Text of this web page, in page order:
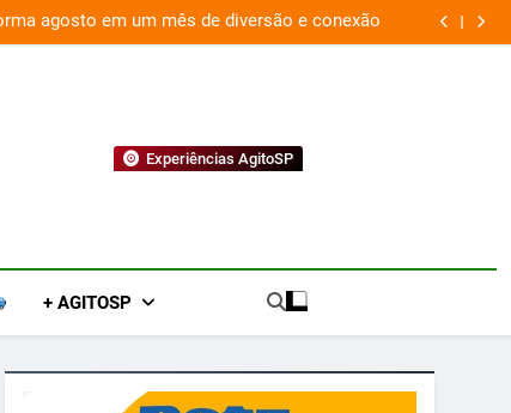
agosto em um mês de diversão e conexão
Experiências AgitoSP
+ AGITOSP